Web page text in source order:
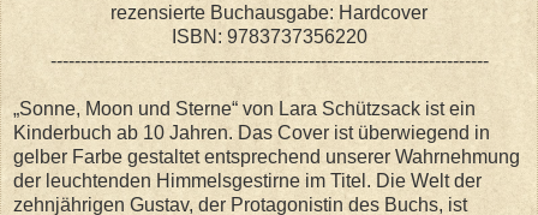
rezensierte Buchausgabe: Hardcover
ISBN: 9783737356220
-------------------------------------------------------------------------
„Sonne, Moon und Sterne“ von Lara Schützsack ist ein
Kinderbuch ab 10 Jahren. Das Cover ist überwiegend in
gelber Farbe gestaltet entsprechend unserer Wahrnehmung
der leuchtenden Himmelsgestirne im Titel. Die Welt der
zehnjährigen Gustav, der Protagonistin des Buchs, ist